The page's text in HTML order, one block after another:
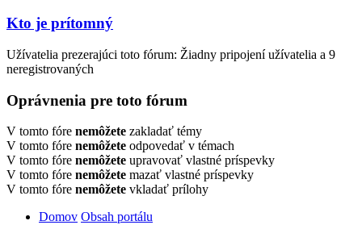
Kto je prítomný
Užívatelia prezerajúci toto fórum: Žiadny pripojení užívatelia a 9
neregistrovaných
Oprávnenia pre toto fórum
V tomto fóre nemôžete zakladať témy
V tomto fóre nemôžete odpovedať v témach
V tomto fóre nemôžete upravovať vlastné príspevky
V tomto fóre nemôžete mazať vlastné príspevky
V tomto fóre nemôžete vkladať prílohy
Domov Obsah portálu